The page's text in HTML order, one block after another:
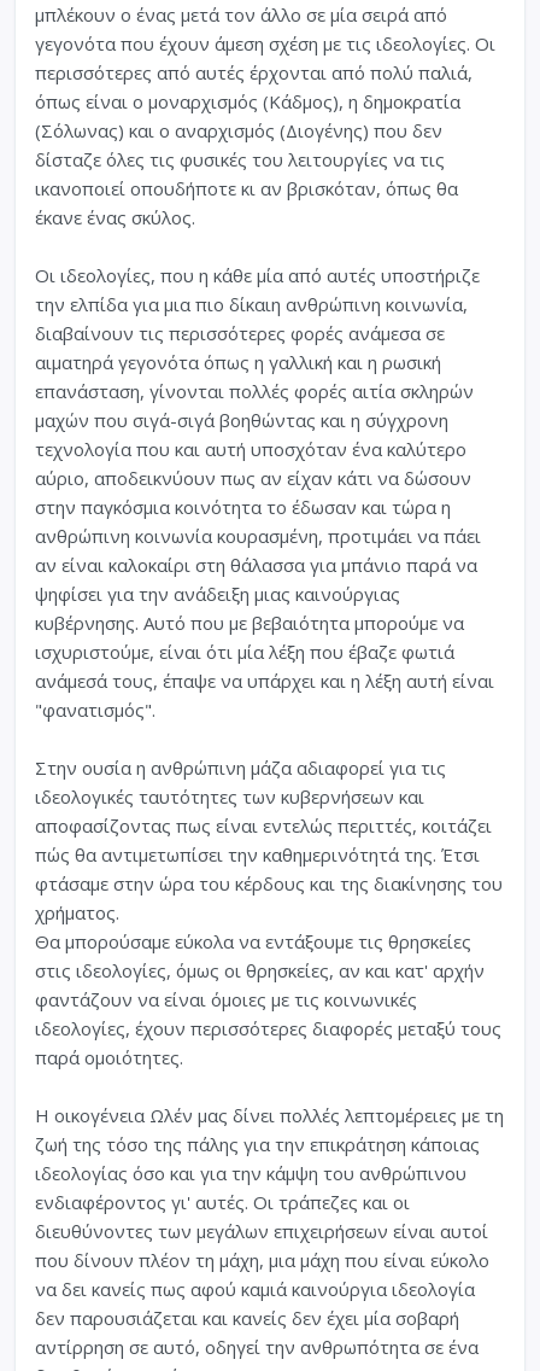
μπλέκουν ο ένας μετά τον άλλο σε μία σειρά από
γεγονότα που έχουν άμεση σχέση με τις ιδεολογίες. Οι
περισσότερες από αυτές έρχονται από πολύ παλιά,
όπως είναι ο μοναρχισμός (Κάδμος), η δημοκρατία
(Σόλωνας) και ο αναρχισμός (Διογένης) που δεν
δίσταζε όλες τις φυσικές του λειτουργίες να τις
ικανοποιεί οπουδήποτε κι αν βρισκόταν, όπως θα
έκανε ένας σκύλος.
Οι ιδεολογίες, που η κάθε μία από αυτές υποστήριζε
την ελπίδα για μια πιο δίκαιη ανθρώπινη κοινωνία,
διαβαίνουν τις περισσότερες φορές ανάμεσα σε
αιματηρά γεγονότα όπως η γαλλική και η ρωσική
επανάσταση, γίνονται πολλές φορές αιτία σκληρών
μαχών που σιγά-σιγά βοηθώντας και η σύγχρονη
τεχνολογία που και αυτή υποσχόταν ένα καλύτερο
αύριο, αποδεικνύουν πως αν είχαν κάτι να δώσουν
στην παγκόσμια κοινότητα το έδωσαν και τώρα η
ανθρώπινη κοινωνία κουρασμένη, προτιμάει να πάει
αν είναι καλοκαίρι στη θάλασσα για μπάνιο παρά να
ψηφίσει για την ανάδειξη μιας καινούργιας
κυβέρνησης. Αυτό που με βεβαιότητα μπορούμε να
ισχυριστούμε, είναι ότι μία λέξη που έβαζε φωτιά
ανάμεσά τους, έπαψε να υπάρχει και η λέξη αυτή είναι
"φανατισμός".
Στην ουσία η ανθρώπινη μάζα αδιαφορεί για τις
ιδεολογικές ταυτότητες των κυβερνήσεων και
αποφασίζοντας πως είναι εντελώς περιττές, κοιτάζει
πώς θα αντιμετωπίσει την καθημερινότητά της. Έτσι
φτάσαμε στην ώρα του κέρδους και της διακίνησης του
χρήματος.
Θα μπορούσαμε εύκολα να εντάξουμε τις θρησκείες
στις ιδεολογίες, όμως οι θρησκείες, αν και κατ' αρχήν
φαντάζουν να είναι όμοιες με τις κοινωνικές
ιδεολογίες, έχουν περισσότερες διαφορές μεταξύ τους
παρά ομοιότητες.
Η οικογένεια Ωλέν μας δίνει πολλές λεπτομέρειες με τη
ζωή της τόσο της πάλης για την επικράτηση κάποιας
ιδεολογίας όσο και για την κάμψη του ανθρώπινου
ενδιαφέροντος γι' αυτές. Οι τράπεζες και οι
διευθύνοντες των μεγάλων επιχειρήσεων είναι αυτοί
που δίνουν πλέον τη μάχη, μια μάχη που είναι εύκολο
να δει κανείς πως αφού καμιά καινούργια ιδεολογία
δεν παρουσιάζεται και κανείς δεν έχει μία σοβαρή
αντίρρηση σε αυτό, οδηγεί την ανθρωπότητα σε ένα